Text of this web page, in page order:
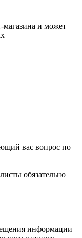
магазина и может
вас вопрос по
обязательно
информации